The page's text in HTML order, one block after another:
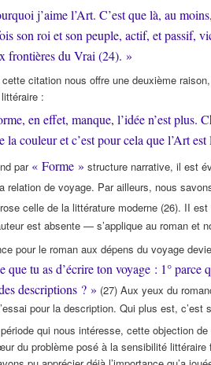
j’aime l’Art. C’est que là, au
son roi et son peuple, actif, et passif,
frontières du Vrai (24). »
citation nous offre une deuxième
:
en effet, manque, l’idée n’est plus.
la couleur et c’est pour cela que l’Art
par « Forme » structure narrative, il est
relation de voyage. Par ailleurs, nous
celle de la littérature moderne (26). II
est absente — s’applique au roman et
pour le roman aux dépens du voyage
que tu as d’écrire ton voyage : 1°
descriptions ? » (27) Aux yeux du
pour la description. Qui plus est,
qui nous intéresse, cette objection
du problème posé à la sensibilité